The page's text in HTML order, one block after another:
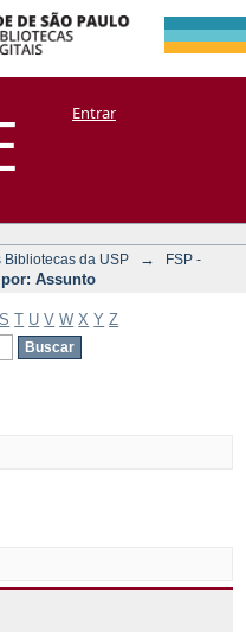
por:
+ CoriscoEntrar
Bibliotecas da USP →
FSP -
Assunto
S T U V W X Y Z